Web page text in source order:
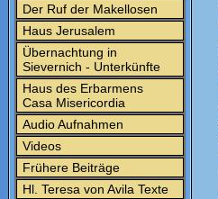
Der Ruf der Makellosen
Haus Jerusalem
Übernachtung in
Sievernich - Unterkünfte
Haus des Erbarmens
Casa Misericordia
Audio Aufnahmen
Videos
Frühere Beiträge
Hl. Teresa von Avila Texte